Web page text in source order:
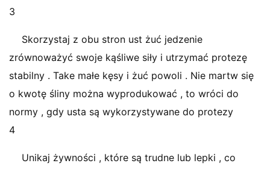
3
Skorzystaj z obu stron ust żuć jedzenie
zrównoważyć swoje kąśliwe siły i utrzymać protezę
stabilny . Take małe kęsy i żuć powoli . Nie martw się
o kwotę śliny można wyprodukować , to wróci do
normy , gdy usta są wykorzystywane do protezy
4
Unikaj żywności , które są trudne lub lepki , co